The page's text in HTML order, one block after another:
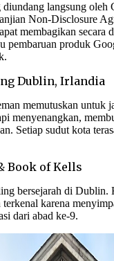
diundang langsung oleh
Non-Disclosure
membagikan secara
pembaruan produk
Dublin, Irlandia
memutuskan untuk
menyenangkan,
Setiap sudut kota
Book of Kells
bersejarah di
terkenal karena
dari abad ke-9.